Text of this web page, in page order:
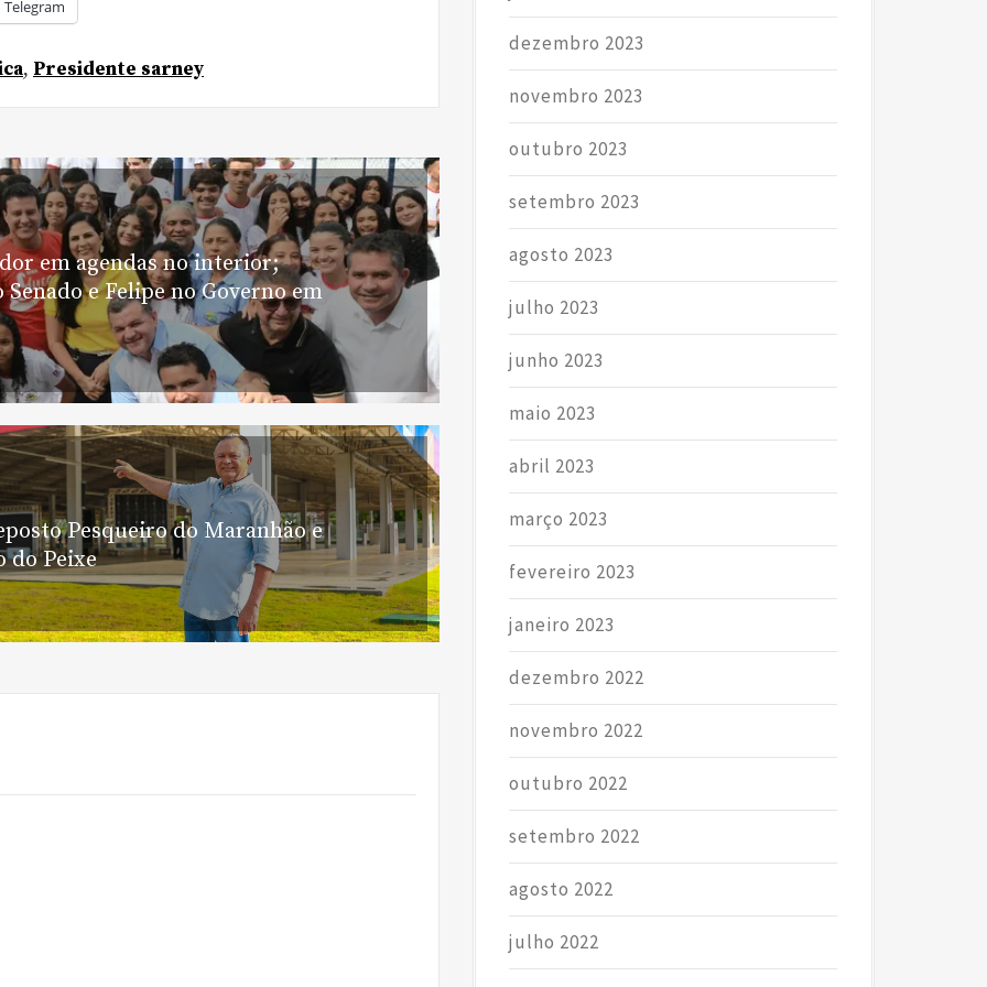
Telegram
, Presidente sarney
em agendas no interior;
e Felipe no Governo em
Pesqueiro do Maranhão e
do Peixe
dezembro 2023
novembro 2023
outubro 2023
setembro 2023
agosto 2023
julho 2023
junho 2023
maio 2023
abril 2023
março 2023
fevereiro 2023
janeiro 2023
dezembro 2022
novembro 2022
outubro 2022
setembro 2022
agosto 2022
julho 2022